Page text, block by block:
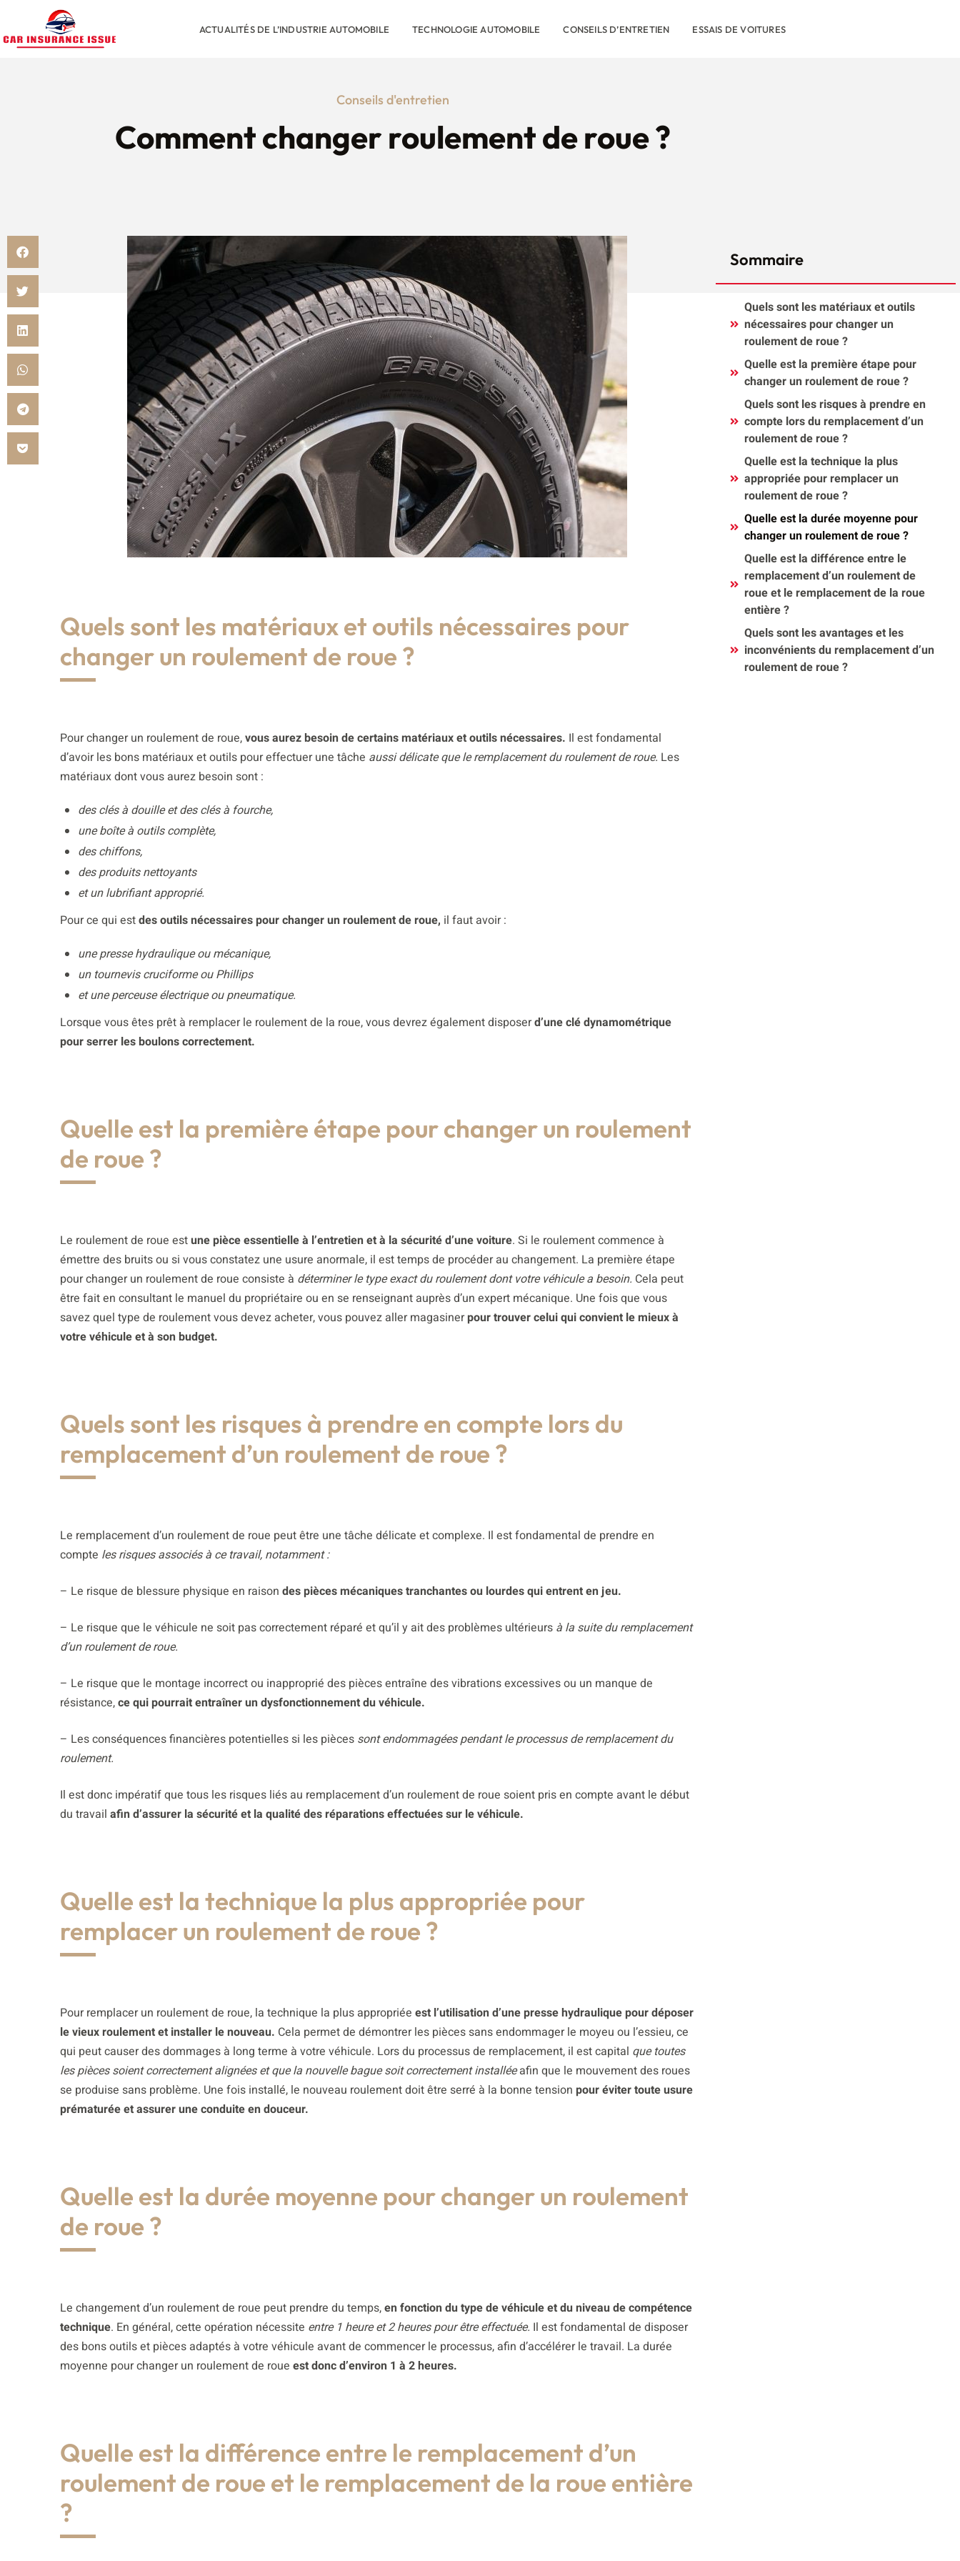
ACTUALITÉS DE L’INDUSTRIE AUTOMOBILE TECHNOLOGIE AUTOMOBILE CONSEILS D’ENTRETIEN ESSAIS DE VOITURES
Conseils d'entretien
Comment changer roulement de roue ?
Quels sont les matériaux et outils nécessaires pour
changer un roulement de roue ?
Pour changer un roulement de roue,vous aurez besoin de certains matériaux et outils nécessaires. Il est fondamental
d’avoir les bons matériaux et outils pour effectuer une tâche aussi délicate que le remplacement du roulement de roue. Les
matériaux dont vous aurez besoin sont :
des clés à douille et des clés à fourche,
une boîte à outils complète,
des chiffons,
des produits nettoyants
et un lubrifiant approprié.
Pour ce qui estdes outils nécessaires pour changer un roulement de roue, il faut avoir :
une presse hydraulique ou mécanique,
un tournevis cruciforme ou Phillips
et une perceuse électrique ou pneumatique.
Lorsque vous êtes prêt à remplacer le roulement de la roue, vous devrez également disposerd’une clé dynamométrique
pour serrer les boulons correctement.
Quelle est la première étape pour changer un roulement
de roue ?
Le roulement de roue estune pièce essentielle à l’entretien et à la sécurité d’une voiture. Si le roulement commence à
émettre des bruits ou si vous constatez une usure anormale, il est temps de procéder au changement. La première étape
pour changer un roulement de roue consiste à déterminer le type exact du roulement dont votre véhicule a besoin. Cela peut
être fait en consultant le manuel du propriétaire ou en se renseignant auprès d’un expert mécanique. Une fois que vous
savez quel type de roulement vous devez acheter, vous pouvez aller magasinerpour trouver celui qui convient le mieux à
votre véhicule et à son budget.
Quels sont les risques à prendre en compte lors du
remplacement d’un roulement de roue ?
Le remplacement d’un roulement de roue peut être une tâche délicate et complexe. Il est fondamental de prendre en
compte les risques associés à ce travail, notamment :
– Le risque de blessure physique en raison des pièces mécaniques tranchantes ou lourdes qui entrent en jeu.
– Le risque que le véhicule ne soit pas correctement réparé et qu’il y ait des problèmes ultérieurs à la suite du remplacement
d’un roulement de roue.
– Le risque que le montage incorrect ou inapproprié des pièces entraîne des vibrations excessives ou un manque de
résistance,ce qui pourrait entraîner un dysfonctionnement du véhicule.
– Les conséquences financières potentielles si les pièces sont endommagées pendant le processus de remplacement du
roulement.
Il est donc impératif que tous les risques liés au remplacement d’un roulement de roue soient pris en compte avant le début
du travail afin d’assurer la sécurité et la qualité des réparations effectuées sur le véhicule.
Quelle est la technique la plus appropriée pour
remplacer un roulement de roue ?
Pour remplacer un roulement de roue, la technique la plus appropriée est l’utilisation d’une presse hydraulique pour déposer
le vieux roulement et installer le nouveau. Cela permet de démontrer les pièces sans endommager le moyeu ou l’essieu, ce
qui peut causer des dommages à long terme à votre véhicule. Lors du processus de remplacement, il est capital que toutes
les pièces soient correctement alignées et que la nouvelle bague soit correctement installéeafin que le mouvement des roues
se produise sans problème. Une fois installé, le nouveau roulement doit être serré à la bonne tension pour éviter toute usure
prématurée et assurer une conduite en douceur.
Quelle est la durée moyenne pour changer un roulement
de roue ?
Le changement d’un roulement de roue peut prendre du temps,en fonction du type de véhicule et du niveau de compétence
technique. En général, cette opération nécessite entre 1 heure et 2 heures pour être effectuée. Il est fondamental de disposer
des bons outils et pièces adaptés à votre véhicule avant de commencer le processus, afin d’accélérer le travail. La durée
moyenne pour changer un roulement de roue est donc d’environ 1 à 2 heures.
Quelle est la différence entre le remplacement d’un
roulement de roue et le remplacement de la roue entière
?
Sommaire
Quels sont les matériaux et outils
nécessaires pour changer un
roulement de roue ?
Quelle est la première étape pour
changer un roulement de roue ?
Quels sont les risques à prendre en
compte lors du remplacement d’un
roulement de roue ?
Quelle est la technique la plus
appropriée pour remplacer un
roulement de roue ?
Quelle est la durée moyenne pour
changer un roulement de roue ?
Quelle est la différence entre le
remplacement d’un roulement de
roue et le remplacement de la roue
entière ?
Quels sont les avantages et les
inconvénients du remplacement d’un
roulement de roue ?